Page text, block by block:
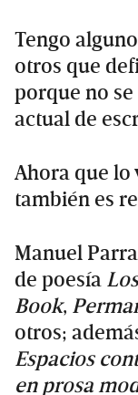
Tengo
otros que
porque no
actual de
Ahora que lo
también es
Manuel
de poesía
Book,
otros;
Espacios
en prosa